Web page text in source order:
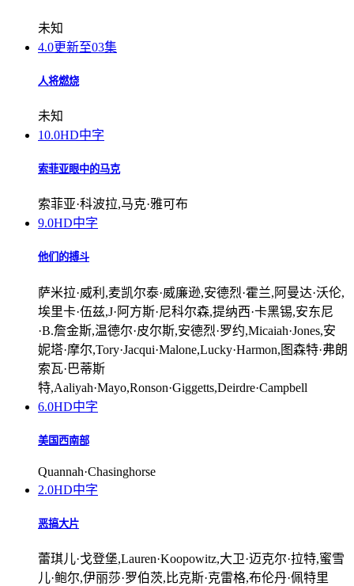
未知
4.0更新至03集
人将燃烧
未知
10.0HD中字
索菲亚眼中的马克
索菲亚·科波拉,马克·雅可布
9.0HD中字
他们的搏斗
萨米拉·威利,麦凯尔泰·威廉逊,安德烈·霍兰,阿曼达·沃伦,
埃里卡·伍兹,J·阿方斯·尼科尔森,提纳西·卡黑锡,安东尼
·B.詹金斯,温德尔·皮尔斯,安德烈·罗约,Micaiah·Jones,安
妮塔·摩尔,Tory·Jacqui·Malone,Lucky·Harmon,图森特·弗朗
索瓦·巴蒂斯
特,Aaliyah·Mayo,Ronson·Giggetts,Deirdre·Campbell
6.0HD中字
美国西南部
Quannah·Chasinghorse
2.0HD中字
恶搞大片
蕾琪儿·戈登堡,Lauren·Koopowitz,大卫·迈克尔·拉特,蜜雪
儿·鲍尔,伊丽莎·罗伯茨,比克斯·克雷格,布伦丹·佩特里